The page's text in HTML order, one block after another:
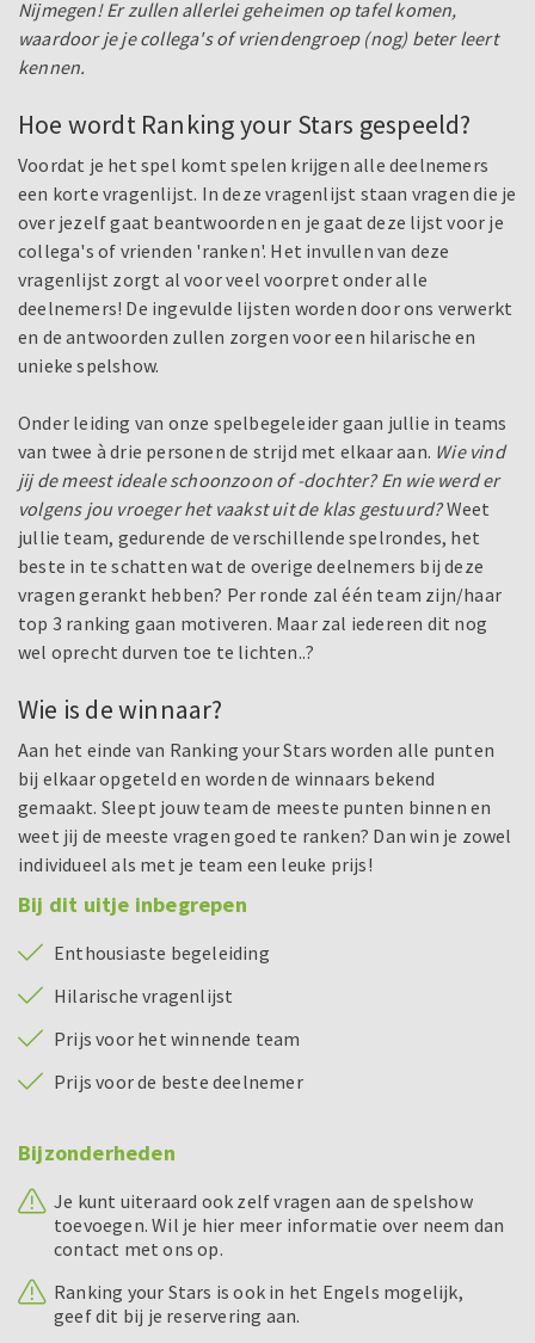
Nijmegen! Er zullen allerlei geheimen op tafel komen,
waardoor je je collega's of vriendengroep (nog) beter leert
kennen.
Hoe wordt Ranking your Stars gespeeld?
Voordat je het spel komt spelen krijgen alle deelnemers
een korte vragenlijst. In deze vragenlijst staan vragen die je
over jezelf gaat beantwoorden en je gaat deze lijst voor je
collega's of vrienden 'ranken'. Het invullen van deze
vragenlijst zorgt al voor veel voorpret onder alle
deelnemers! De ingevulde lijsten worden door ons verwerkt
en de antwoorden zullen zorgen voor een hilarische en
unieke spelshow.
Onder leiding van onze spelbegeleider gaan jullie in teams
van twee à drie personen de strijd met elkaar aan. Wie vind
jij de meest ideale schoonzoon of -dochter? En wie werd er
volgens jou vroeger het vaakst uit de klas gestuurd?Weet
jullie team, gedurende de verschillende spelrondes, het
beste in te schatten wat de overige deelnemers bij deze
vragen gerankt hebben? Per ronde zal één team zijn/haar
top 3 ranking gaan motiveren. Maar zal iedereen dit nog
wel oprecht durven toe te lichten..?
Wie is de winnaar?
Aan het einde van Ranking your Stars worden alle punten
bij elkaar opgeteld en worden de winnaars bekend
gemaakt. Sleept jouw team de meeste punten binnen en
weet jij de meeste vragen goed te ranken? Dan win je zowel
individueel als met je team een leuke prijs!
Bij dit uitje inbegrepen
Enthousiaste begeleiding
Hilarische vragenlijst
Prijs voor het winnende team
Prijs voor de beste deelnemer
Bijzonderheden
Je kunt uiteraard ook zelf vragen aan de spelshow
toevoegen. Wil je hier meer informatie over neem dan
contact met ons op.
Ranking your Stars is ook in het Engels mogelijk,
geef dit bij je reservering aan.